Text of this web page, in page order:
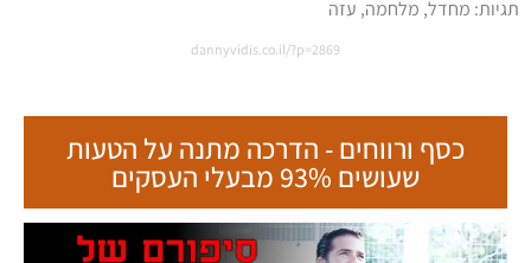
תגיות: מחדל, מלחמה, עזה
dannyvidis.co.il/?p=2869
כסף ורווחים - הדרכה מתנה על הטעות
שעושים 93% מבעלי העסקים